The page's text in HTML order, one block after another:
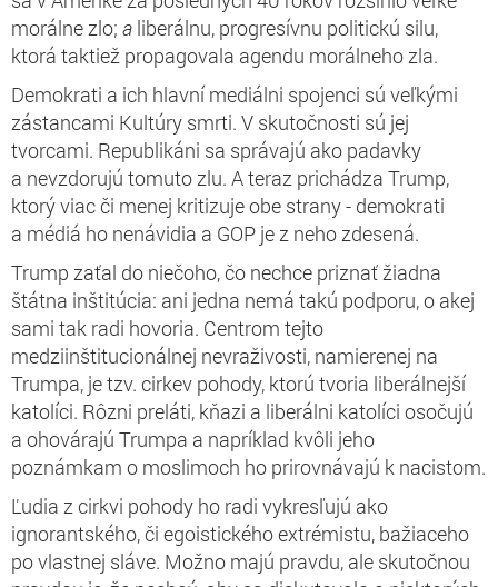
morálne zlo; a liberálnu, progresívnu politickú silu,
ktorá taktiež propagovala agendu morálneho zla.
Demokrati a ich hlavní mediálni spojenci sú veľkými
zástancami Kultúry smrti. V skutočnosti sú jej
tvorcami. Republikáni sa správajú ako padavky
a nevzdorujú tomuto zlu. A teraz prichádza Trump,
ktorý viac či menej kritizuje obe strany - demokrati
a médiá ho nenávidia a GOP je z neho zdesená.
Trump zaťal do niečoho, čo nechce priznať žiadna
štátna inštitúcia: ani jedna nemá takú podporu, o akej
sami tak radi hovoria. Centrom tejto
medziinštitucionálnej nevraživosti, namierenej na
Trumpa, je tzv. cirkev pohody, ktorú tvoria liberálnejší
katolíci. Rôzni preláti, kňazi a liberálni katolíci osočujú
a ohovárajú Trumpa a napríklad kvôli jeho
poznámkam o moslimoch ho prirovnávajú k nacistom.
Ľudia z cirkvi pohody ho radi vykresľujú ako
ignorantského, či egoistického extrémistu, bažiaceho
po vlastnej sláve. Možno majú pravdu, ale skutočnou